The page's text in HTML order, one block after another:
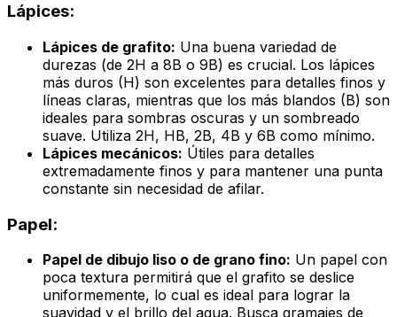
Lápices:
Lápices de grafito: Una buena variedad de
durezas (de 2H a 8B o 9B) es crucial. Los lápices
más duros (H) son excelentes para detalles finos y
líneas claras, mientras que los más blandos (B) son
ideales para sombras oscuras y un sombreado
suave. Utiliza 2H, HB, 2B, 4B y 6B como mínimo.
Lápices mecánicos: Útiles para detalles
extremadamente finos y para mantener una punta
constante sin necesidad de afilar.
Papel:
Papel de dibujo liso o de grano fino: Un papel con
poca textura permitirá que el grafito se deslice
uniformemente, lo cual es ideal para lograr la
suavidad y el brillo del agua. Busca gramajes de